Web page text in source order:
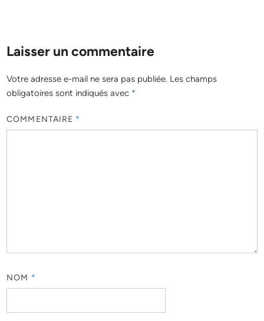
Laisser un commentaire
Votre adresse e-mail ne sera pas publiée. Les champs
obligatoires sont indiqués avec *
COMMENTAIRE *
NOM *